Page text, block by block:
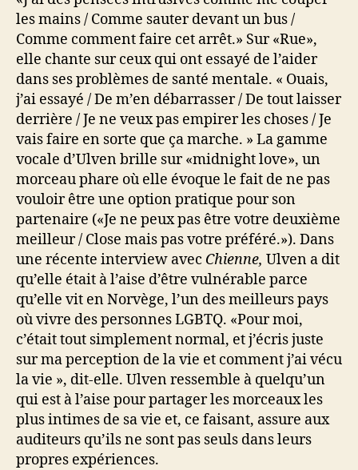
les mains / Comme sauter devant un bus /
Comme comment faire cet arrêt.» Sur «Rue»,
elle chante sur ceux qui ont essayé de l’aider
dans ses problèmes de santé mentale. « Ouais,
j’ai essayé / De m’en débarrasser / De tout laisser
derrière / Je ne veux pas empirer les choses / Je
vais faire en sorte que ça marche. » La gamme
vocale d’Ulven brille sur «midnight love», un
morceau phare où elle évoque le fait de ne pas
vouloir être une option pratique pour son
partenaire («Je ne peux pas être votre deuxième
meilleur / Close mais pas votre préféré.»). Dans
une récente interview avec Chienne, Ulven a dit
qu’elle était à l’aise d’être vulnérable parce
qu’elle vit en Norvège, l’un des meilleurs pays
où vivre des personnes LGBTQ. «Pour moi,
c’était tout simplement normal, et j’écris juste
sur ma perception de la vie et comment j’ai vécu
la vie », dit-elle. Ulven ressemble à quelqu’un
qui est à l’aise pour partager les morceaux les
plus intimes de sa vie et, ce faisant, assure aux
auditeurs qu’ils ne sont pas seuls dans leurs
propres expériences.